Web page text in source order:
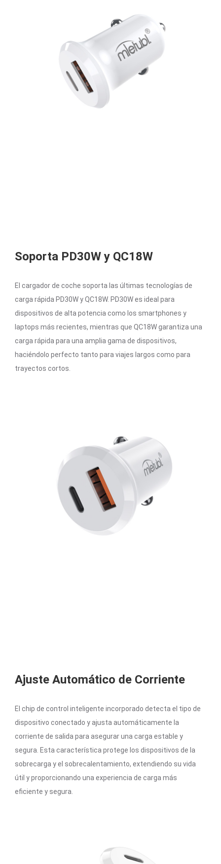
Soporta PD30W y QC18W
El cargador de coche soporta las últimas tecnologías de
carga rápida PD30W y QC18W. PD30W es ideal para
dispositivos de alta potencia como los smartphones y
laptops más recientes, mientras que QC18W garantiza una
carga rápida para una amplia gama de dispositivos,
haciéndolo perfecto tanto para viajes largos como para
trayectos cortos.
Ajuste Automático de Corriente
El chip de control inteligente incorporado detecta el tipo de
dispositivo conectado y ajusta automáticamente la
corriente de salida para asegurar una carga estable y
segura. Esta característica protege los dispositivos de la
sobrecarga y el sobrecalentamiento, extendiendo su vida
útil y proporcionando una experiencia de carga más
eficiente y segura.